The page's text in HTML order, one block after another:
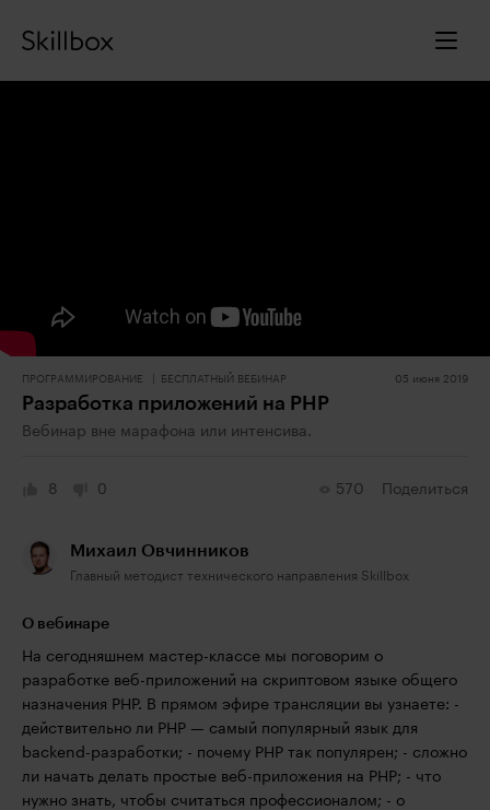
ПРОГРАММИРОВАНИЕ БЕСПЛАТНЫЙ ВЕБИНАР 05 июня 2019
Разработка приложений на PHP
Вебинар вне марафона или интенсива.
8 0 570 Поделиться
Михаил Овчинников
Главный методист технического направления Skillbox
О вебинаре
На сегодняшнем мастер-классе мы поговорим о
разработке веб-приложений на скриптовом языке общего
назначения PHP. В прямом эфире трансляции вы узнаете: -
действительно ли PHP — самый популярный язык для
backend-разработки; - почему PHP так популярен; - сложно
ли начать делать простые веб-приложения на PHP; - что
нужно знать, чтобы считаться профессионалом; - о